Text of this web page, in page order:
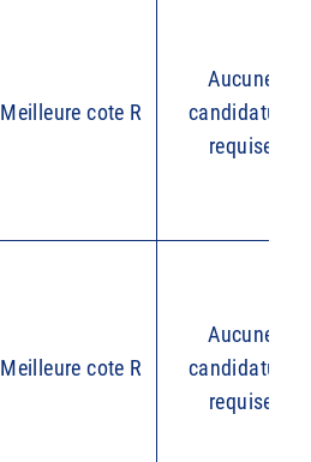
Meilleure cote R
Aucune
candidature
requise
Meilleure cote R
Aucune
candidature
requise